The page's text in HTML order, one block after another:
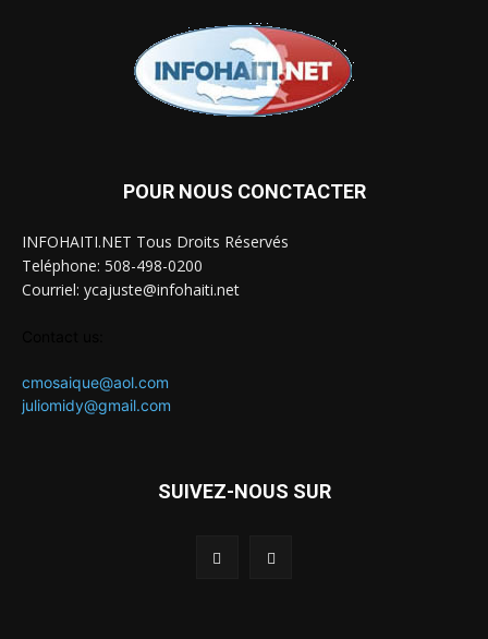
POUR NOUS CONCTACTER
INFOHAITI.NET Tous Droits Réservés
Teléphone: 508-498-0200
Courriel: ycajuste@infohaiti.net
cmosaique@aol.com
juliomidy@gmail.com
SUIVEZ-NOUS SUR